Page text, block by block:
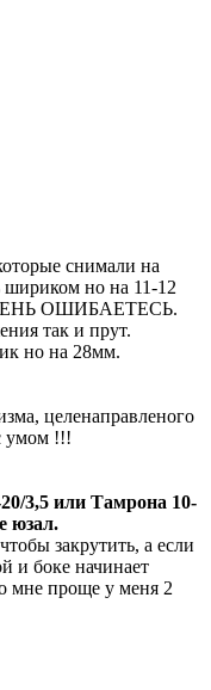
снимали на
шириком но на 11-12
ОШИБАЕТЕСЬ.
так и прут.
но на 28мм.
целенаправленого
умом !!!
3,5 или Тамрона 10-
юзал.
закрутить, а если
и боке начинает
мне проще у меня 2